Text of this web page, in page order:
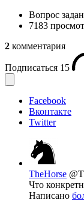
Вопрос задан
7183
2 комментария
Подписаться 15
Facebook
Вконтакте
Twitter
TheHorse
Что
Написано